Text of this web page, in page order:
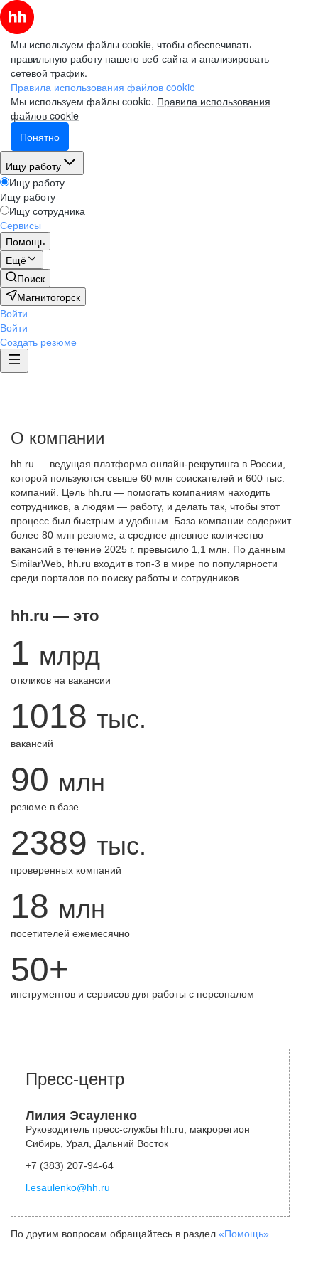
Мы используем файлы cookie, чтобы обеспечивать
правильную работу нашего веб-сайта и анализировать
сетевой трафик.
Правила использования файлов cookie
Мы используем файлы cookie. Правила использования
файлов cookie
Понятно
Ищу работу
Ищу работу
Ищу работу
Ищу сотрудника
Сервисы
Помощь
Ещё
Поиск
Магнитогорск
Войти
Войти
Создать резюме
О компании
hh.ru — ведущая платформа онлайн-рекрутинга в России,
которой пользуются свыше 60 млн соискателей и 600 тыс.
компаний. Цель hh.ru — помогать компаниям находить
сотрудников, а людям — работу, и делать так, чтобы этот
процесс был быстрым и удобным. База компании содержит
более 80 млн резюме, а среднее дневное количество
вакансий в течение 2025 г. превысило 1,1 млн. По данным
SimilarWeb, hh.ru входит в топ-3 в мире по популярности
среди порталов по поиску работы и сотрудников.
hh.ru — это
1 млрд
откликов на вакансии
1018 тыс.
вакансий
90 млн
резюме в базе
2389 тыс.
проверенных компаний
18 млн
посетителей ежемесячно
50+
инструментов и сервисов для работы с персоналом
Пресс-центр
Лилия Эсауленко
Руководитель пресс-службы hh.ru, макрорегион
Сибирь, Урал, Дальний Восток
+7 (383) 207-94-64
l.esaulenko@hh.ru
По другим вопросам обращайтесь в раздел «Помощь»